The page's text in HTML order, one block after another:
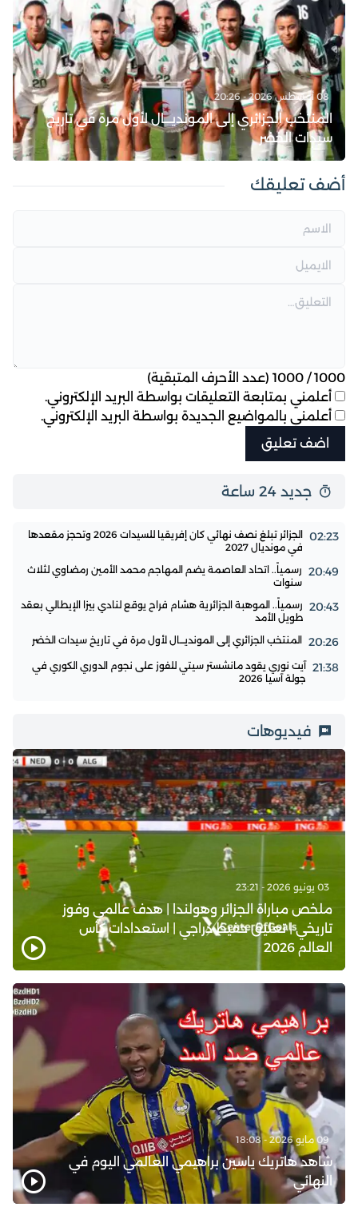
08 أغسطس 2026 - 20:26
المنتخب الجزائري إلى المونديـــال لأول مرة في تاريخ
سيدات الخضر
أضف تعليقك
1000
/
1000 (عدد الأحرف المتبقية)
أعلمني بمتابعة التعليقات بواسطة البريد الإلكتروني.
أعلمني بالمواضيع الجديدة بواسطة البريد الإلكتروني.
جديد 24 ساعة
02:23
الجزائر تبلغ نصف نهائي كان إفريقيا للسيدات 2026 وتحجز مقعدها
في مونديال 2027
20:49 رسمياً.. اتحاد العاصمة يضم المهاجم محمد الأمين رمضاوي لثلاث
سنوات
20:43 رسمياً.. الموهبة الجزائرية هشام فراح يوقع لنادي بيزا الإيطالي بعقد
طويل الأمد
20:26 المنتخب الجزائري إلى المونديـــال لأول مرة في تاريخ سيدات الخضر
21:38 آيت نوري يقود مانشستر سيتي للفوز على نجوم الدوري الكوري في
جولة آسيا 2026
فيديوهات
03 يونيو 2026 - 23:21
ملخص مباراة الجزائر وهولندا | هدف عالمي وفوز
تاريخي | تعليق حفيظ دراجي | استعدادات كأس
العالم 2026
09 مايو 2026 - 18:08
شاهد هاتريك ياسين براهيمي العالمي اليوم في
النهائي